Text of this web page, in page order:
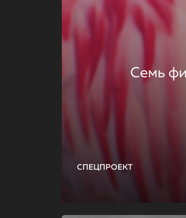
СПЕЦПРОЕКТ
Семь